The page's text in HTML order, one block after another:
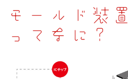
モールド装置
ってなに？